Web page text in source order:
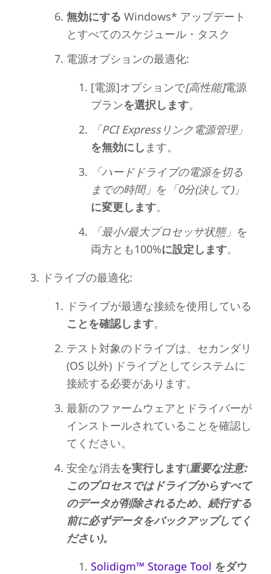
無効にする Windows* アップデート
とすべてのスケジュール・タスク
電源オプションの最適化:
[電源]オプションで[高性能]電源
プランを選択します。
「PCI Expressリンク電源管理」
を無効にし ます。
「ハードドライブの電源を切る
までの時間」 を 「0分(決して)」
に変更します。
「最小/最大プロセッサ状態」 を
両方とも100%に設定します。
ドライブの最適化:
ドライブが最適な接続を使用している
ことを確認します。
テスト対象のドライブは、セカンダリ
(OS 以外) ドライブとしてシステムに
接続する必要があります。
最新のファームウェアとドライバーが
インストールされていることを確認し
てください。
安全な消去を実行します(重要な注意:
このプロセスではドライブからすべて
のデータが削除されるため、続行する
前に必ずデータをバックアップしてく
ださい)。
Solidigm™ Storage Tool をダウ